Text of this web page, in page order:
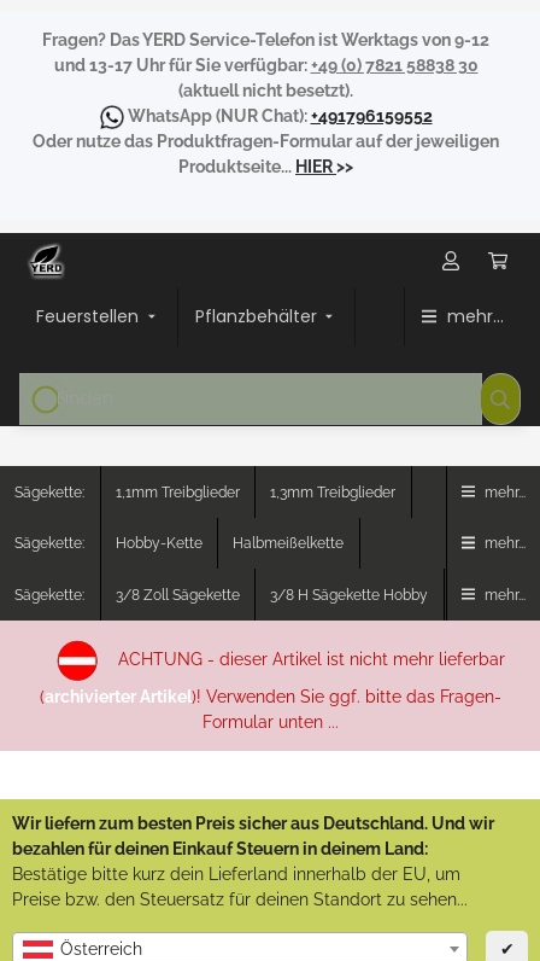
Fragen? Das YERD Service-Telefon ist Werktags von 9-12
und 13-17 Uhr für Sie verfügbar:+49 (0) 7821 58838 30
(aktuell nicht besetzt).
WhatsApp(NUR Chat):+491796159552
Oder nutze das Produktfragen-Formular auf der jeweiligen
Produktseite... HIER>>
Feuerstellen Pflanzbehälter mehr...
Sägekette: 1,1mm Treibglieder 1,3mm Treibglieder mehr...
Sägekette: Hobby-Kette Halbmeißelkette mehr...
Sägekette: 3/8 Zoll Sägekette 3/8 H Sägekette Hobby mehr...
ACHTUNG - dieser Artikel ist nicht mehr lieferbar
(archivierter Artikel)! Verwenden Sie ggf. bitte das Fragen-
Formular unten ...
Wir liefern zum besten Preis sicher aus Deutschland. Und wir
bezahlen für deinen Einkauf Steuern in deinem Land:
Bestätige bitte kurz dein Lieferland innerhalb der EU, um
Preise bzw. den Steuersatz für deinen Standort zu sehen...
Österreich ✔